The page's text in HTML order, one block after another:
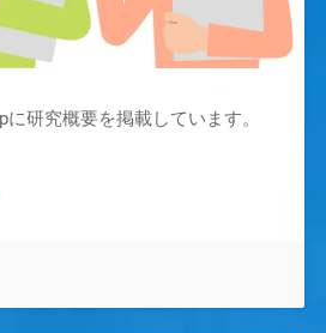
に研究概要を掲載しています。